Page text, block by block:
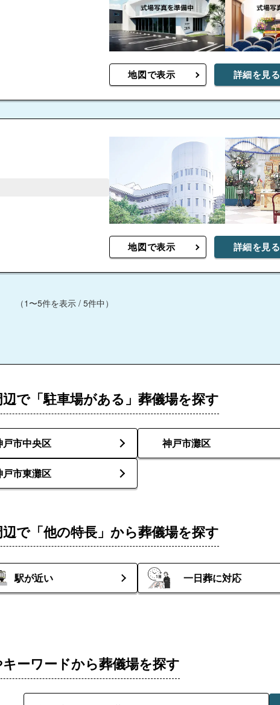
地図で表示 詳細を見る
地図で表示 詳細を見る
（1〜5件を表示 / 5件中）
で「駐車場がある」葬儀場を探す
戸市中央区 神戸市灘区
戸市東灘区
で「他の特長」から葬儀場を探す
駅が近い 一日葬に対応
ーワードから葬儀場を探す